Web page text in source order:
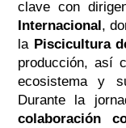
clave con
Internacional ,
la Piscicultura
producción, así
ecosistema y
Durante la
colaboración